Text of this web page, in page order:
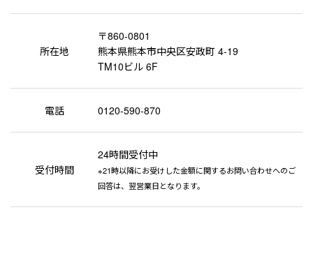
所在地
〒860-0801
熊本県熊本市中央区安政町 4-19
TM10ビル 6F
電話 0120-590-870
受付時間
24時間受付中
※21時以降にお受けした金額に関するお問い合わせへのご
回答は、翌営業日となります。